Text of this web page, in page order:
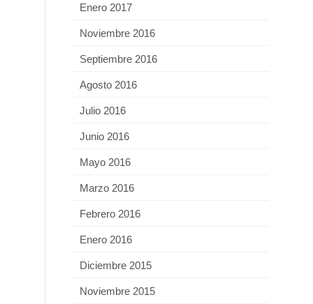
Enero 2017
Noviembre 2016
Septiembre 2016
Agosto 2016
Julio 2016
Junio 2016
Mayo 2016
Marzo 2016
Febrero 2016
Enero 2016
Diciembre 2015
Noviembre 2015